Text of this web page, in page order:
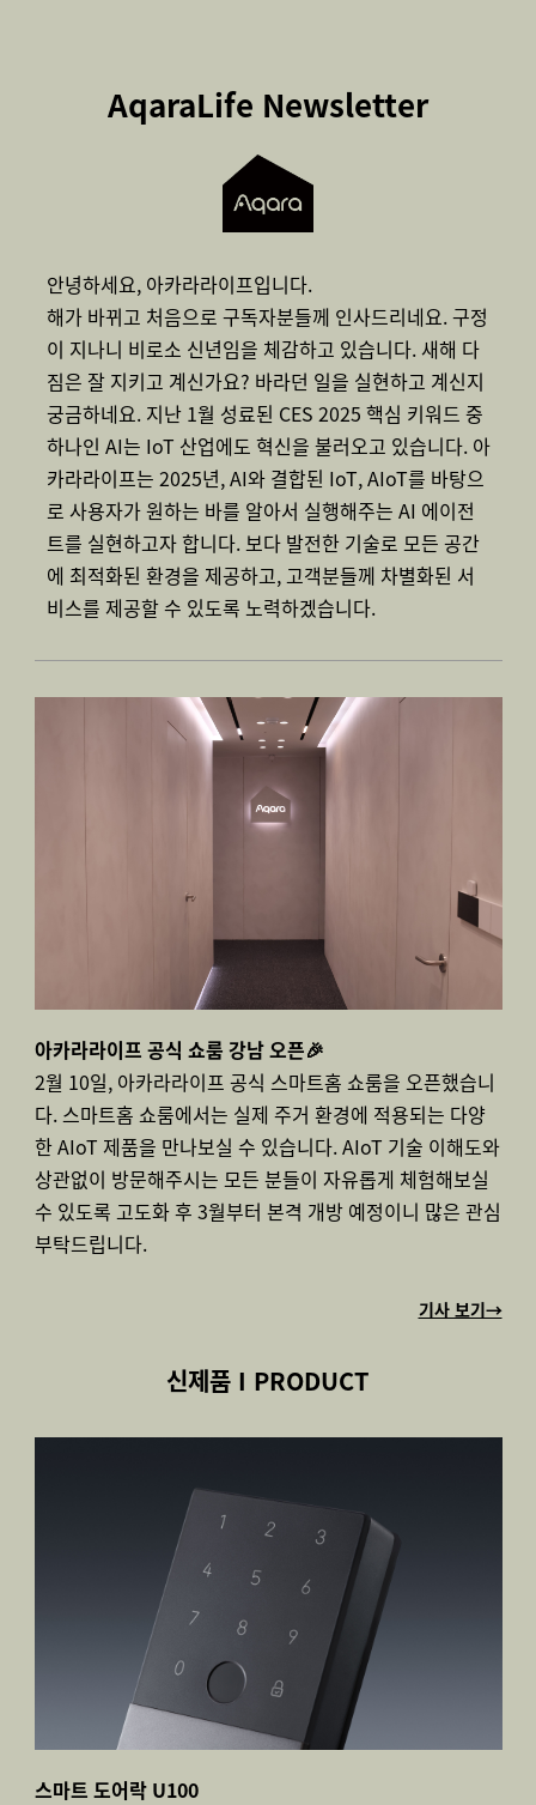
AqaraLife Newsletter
안녕하세요, 아카라라이프입니다.
해가 바뀌고 처음으로 구독자분들께 인사드리네요. 구정
이 지나니 비로소 신년임을 체감하고 있습니다. 새해 다
짐은 잘 지키고 계신가요? 바라던 일을 실현하고 계신지
궁금하네요. 지난 1월 성료된 CES 2025 핵심 키워드 중
하나인 AI는 IoT 산업에도 혁신을 불러오고 있습니다. 아
카라라이프는 2025년, AI와 결합된 IoT, AIoT를 바탕으
로 사용자가 원하는 바를 알아서 실행해주는 AI 에이전
트를 실현하고자 합니다. 보다 발전한 기술로 모든 공간
에 최적화된 환경을 제공하고, 고객분들께 차별화된 서
비스를 제공할 수 있도록 노력하겠습니다.
아카라라이프 공식 쇼룸 강남 오픈🎉
2월 10일, 아카라라이프 공식 스마트홈 쇼룸을 오픈했습니
다. 스마트홈 쇼룸에서는 실제 주거 환경에 적용되는 다양
한 AIoT 제품을 만나보실 수 있습니다. AIoT 기술 이해도와
상관없이 방문해주시는 모든 분들이 자유롭게 체험해보실
수 있도록 고도화 후 3월부터 본격 개방 예정이니 많은 관심
부탁드립니다.
기사 보기→
신제품 I PRODUCT
스마트 도어락 U100